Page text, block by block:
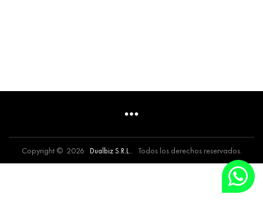
Copyright © 2026 Dualbiz S.R.L.. Todos los derechos reservados.